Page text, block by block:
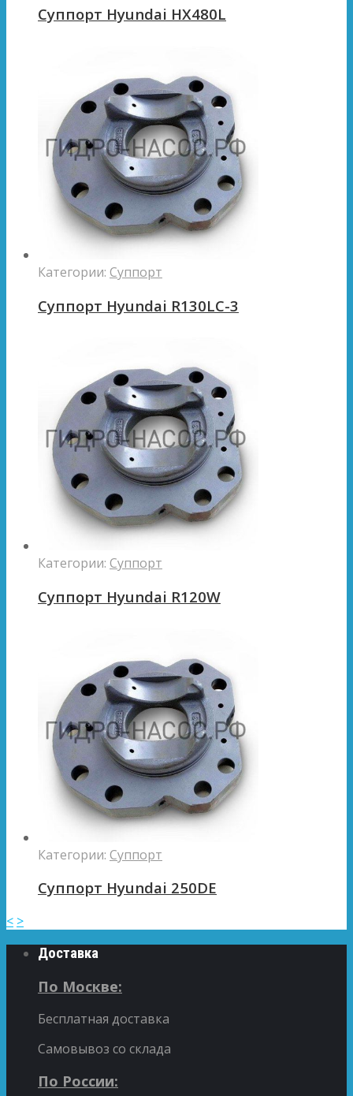
Суппорт Hyundai HX480L
Категории: Суппорт
Суппорт Hyundai R130LC-3
Категории: Суппорт
Суппорт Hyundai R120W
Категории: Суппорт
Суппорт Hyundai 250DE
< >
Доставка
По Москве:
Бесплатная доставка
Самовывоз со склада
По России: